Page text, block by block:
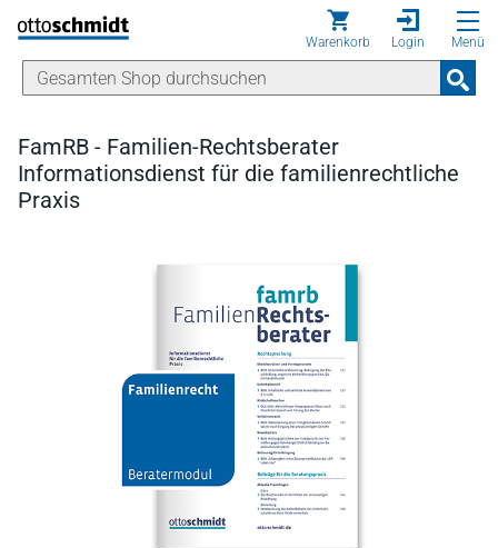
Direkt zum Inhalt
Warenkorb Login Menü
FamRB - Familien-Rechtsberater
Informationsdienst für die familienrechtliche
Praxis